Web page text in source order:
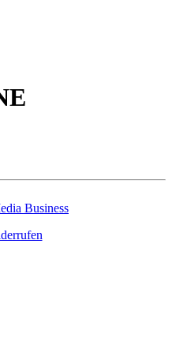
Business